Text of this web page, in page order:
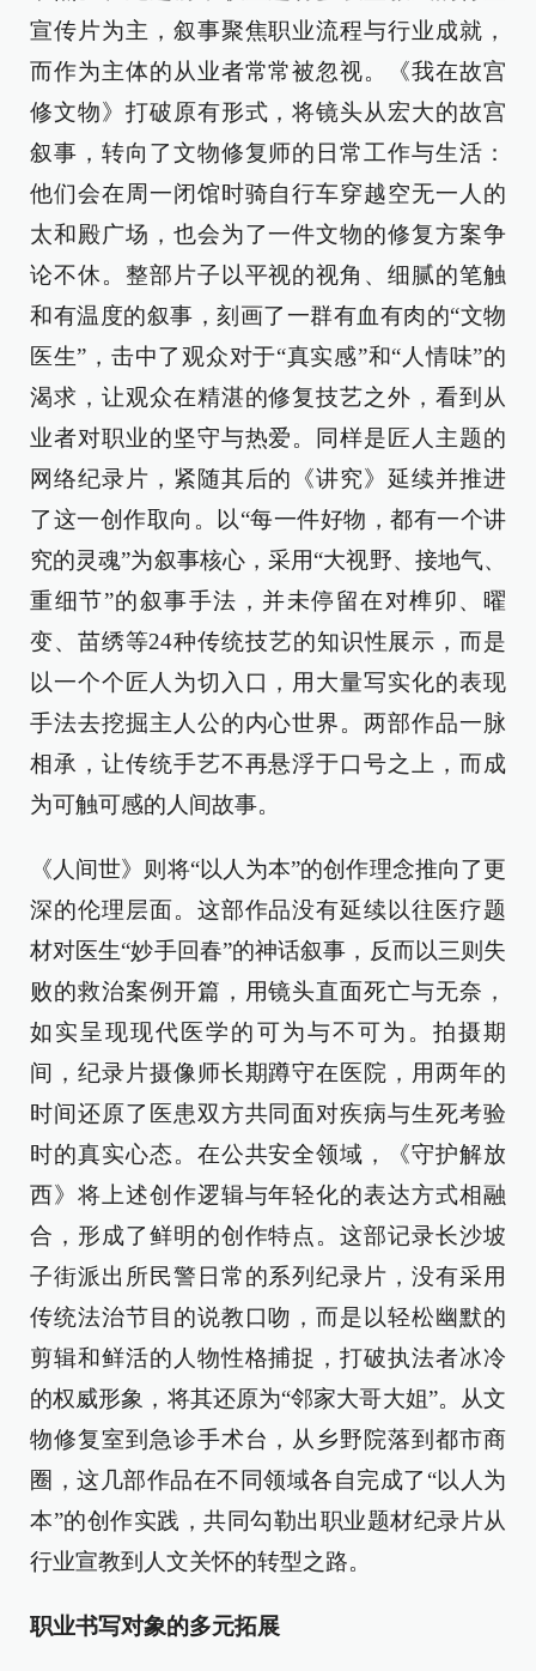
宣传片为主，叙事聚焦职业流程与行业成就，
而作为主体的从业者常常被忽视。《我在故宫
修文物》打破原有形式，将镜头从宏大的故宫
叙事，转向了文物修复师的日常工作与生活：
他们会在周一闭馆时骑自行车穿越空无一人的
太和殿广场，也会为了一件文物的修复方案争
论不休。整部片子以平视的视角、细腻的笔触
和有温度的叙事，刻画了一群有血有肉的“文物
医生”，击中了观众对于“真实感”和“人情味”的
渴求，让观众在精湛的修复技艺之外，看到从
业者对职业的坚守与热爱。同样是匠人主题的
网络纪录片，紧随其后的《讲究》延续并推进
了这一创作取向。以“每一件好物，都有一个讲
究的灵魂”为叙事核心，采用“大视野、接地气、
重细节”的叙事手法，并未停留在对榫卯、曜
变、苗绣等24种传统技艺的知识性展示，而是
以一个个匠人为切入口，用大量写实化的表现
手法去挖掘主人公的内心世界。两部作品一脉
相承，让传统手艺不再悬浮于口号之上，而成
为可触可感的人间故事。
《人间世》则将“以人为本”的创作理念推向了更
深的伦理层面。这部作品没有延续以往医疗题
材对医生“妙手回春”的神话叙事，反而以三则失
败的救治案例开篇，用镜头直面死亡与无奈，
如实呈现现代医学的可为与不可为。拍摄期
间，纪录片摄像师长期蹲守在医院，用两年的
时间还原了医患双方共同面对疾病与生死考验
时的真实心态。在公共安全领域，《守护解放
西》将上述创作逻辑与年轻化的表达方式相融
合，形成了鲜明的创作特点。这部记录长沙坡
子街派出所民警日常的系列纪录片，没有采用
传统法治节目的说教口吻，而是以轻松幽默的
剪辑和鲜活的人物性格捕捉，打破执法者冰冷
的权威形象，将其还原为“邻家大哥大姐”。从文
物修复室到急诊手术台，从乡野院落到都市商
圈，这几部作品在不同领域各自完成了“以人为
本”的创作实践，共同勾勒出职业题材纪录片从
行业宣教到人文关怀的转型之路。
职业书写对象的多元拓展